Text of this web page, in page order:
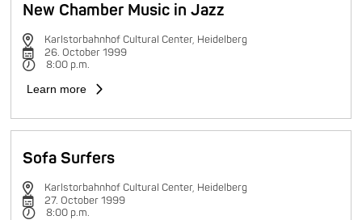
New Chamber Music in Jazz
Karlstorbahnhof Cultural Center, Heidelberg
26. October 1999
8:00 p.m.
Learn more
Sofa Surfers
Karlstorbahnhof Cultural Center, Heidelberg
27. October 1999
8:00 p.m.